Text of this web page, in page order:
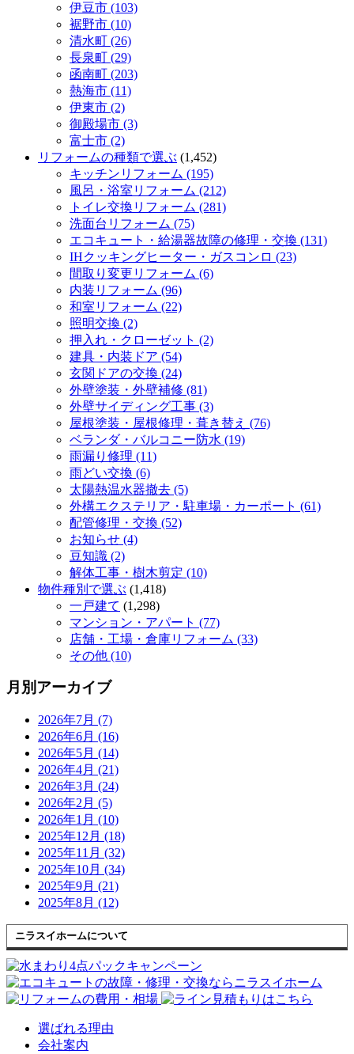
伊豆市 (103)
裾野市 (10)
清水町 (26)
長泉町 (29)
函南町 (203)
熱海市 (11)
伊東市 (2)
御殿場市 (3)
富士市 (2)
リフォームの種類で選ぶ (1,452)
キッチンリフォーム (195)
風呂・浴室リフォーム (212)
トイレ交換リフォーム (281)
洗面台リフォーム (75)
エコキュート・給湯器故障の修理・交換 (131)
IHクッキングヒーター・ガスコンロ (23)
間取り変更リフォーム (6)
内装リフォーム (96)
和室リフォーム (22)
照明交換 (2)
押入れ・クローゼット (2)
建具・内装ドア (54)
玄関ドアの交換 (24)
外壁塗装・外壁補修 (81)
外壁サイディング工事 (3)
屋根塗装・屋根修理・葺き替え (76)
ベランダ・バルコニー防水 (19)
雨漏り修理 (11)
雨どい交換 (6)
太陽熱温水器撤去 (5)
外構エクステリア・駐車場・カーポート (61)
配管修理・交換 (52)
お知らせ (4)
豆知識 (2)
解体工事・樹木剪定 (10)
物件種別で選ぶ (1,418)
一戸建て (1,298)
マンション・アパート (77)
店舗・工場・倉庫リフォーム (33)
その他 (10)
月別アーカイブ
2026年7月 (7)
2026年6月 (16)
2026年5月 (14)
2026年4月 (21)
2026年3月 (24)
2026年2月 (5)
2026年1月 (10)
2025年12月 (18)
2025年11月 (32)
2025年10月 (34)
2025年9月 (21)
2025年8月 (12)
ニラスイホームについて
選ばれる理由
会社案内